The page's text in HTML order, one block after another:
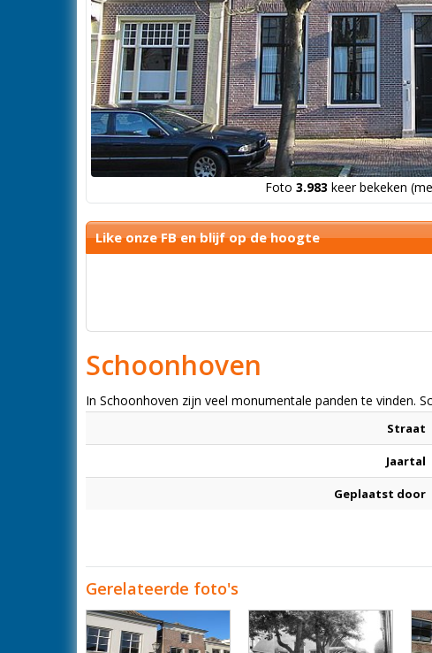
Foto 3.983 keer bekeken
Like onze FB en blijf op de hoogte
Schoonhoven
In Schoonhoven zijn veel monumentale panden te vinden.
Straat
Jaartal
Geplaatst door
Gerelateerde foto's